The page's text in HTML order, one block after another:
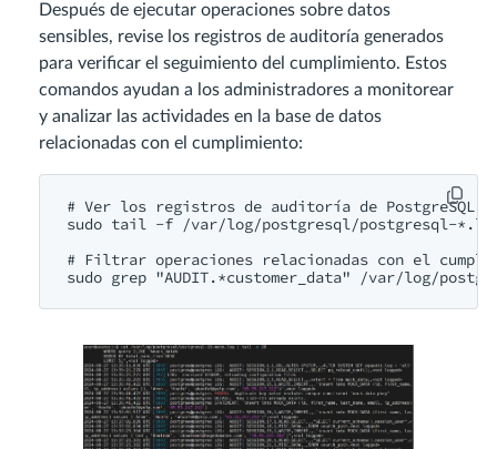
Después de ejecutar operaciones sobre datos
sensibles, revise los registros de auditoría generados
para verificar el seguimiento del cumplimiento. Estos
comandos ayudan a los administradores a monitorear
y analizar las actividades en la base de datos
relacionadas con el cumplimiento:
# Ver los registros de auditoría de PostgreSQL
sudo tail -f /var/log/postgresql/postgresql-*.log
# Filtrar operaciones relacionadas con el